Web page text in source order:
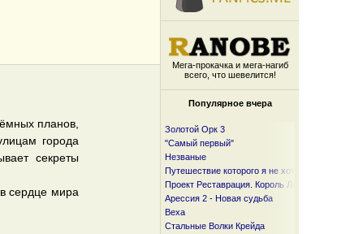
планов,
города
секреты
сердце мира
Мега-прокачка и мега-нагиб
всего, что шевелится!
Популярное вчера
Золотой Орк 3
"Самый первый"
Незваные
Путешествие которого я не хотел
Проект Реставрация. Король Лесов.
Арессия 2 - Новая судьба
Веха
Стальные Волки Крейда